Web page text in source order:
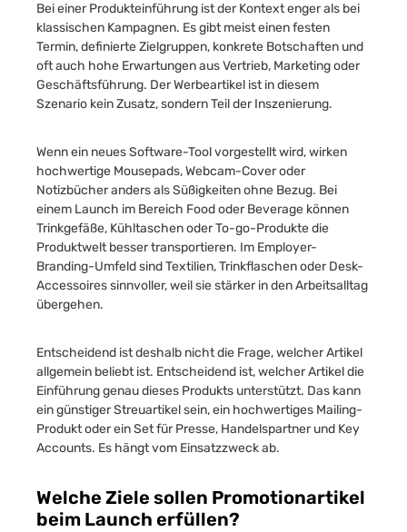
Bei einer Produkteinführung ist der Kontext enger als bei
klassischen Kampagnen. Es gibt meist einen festen
Termin, definierte Zielgruppen, konkrete Botschaften und
oft auch hohe Erwartungen aus Vertrieb, Marketing oder
Geschäftsführung. Der Werbeartikel ist in diesem
Szenario kein Zusatz, sondern Teil der Inszenierung.
Wenn ein neues Software-Tool vorgestellt wird, wirken
hochwertige Mousepads, Webcam-Cover oder
Notizbücher anders als Süßigkeiten ohne Bezug. Bei
einem Launch im Bereich Food oder Beverage können
Trinkgefäße, Kühltaschen oder To-go-Produkte die
Produktwelt besser transportieren. Im Employer-
Branding-Umfeld sind Textilien, Trinkflaschen oder Desk-
Accessoires sinnvoller, weil sie stärker in den Arbeitsalltag
übergehen.
Entscheidend ist deshalb nicht die Frage, welcher Artikel
allgemein beliebt ist. Entscheidend ist, welcher Artikel die
Einführung genau dieses Produkts unterstützt. Das kann
ein günstiger Streuartikel sein, ein hochwertiges Mailing-
Produkt oder ein Set für Presse, Handelspartner und Key
Accounts. Es hängt vom Einsatzzweck ab.
Welche Ziele sollen Promotionartikel
beim Launch erfüllen?